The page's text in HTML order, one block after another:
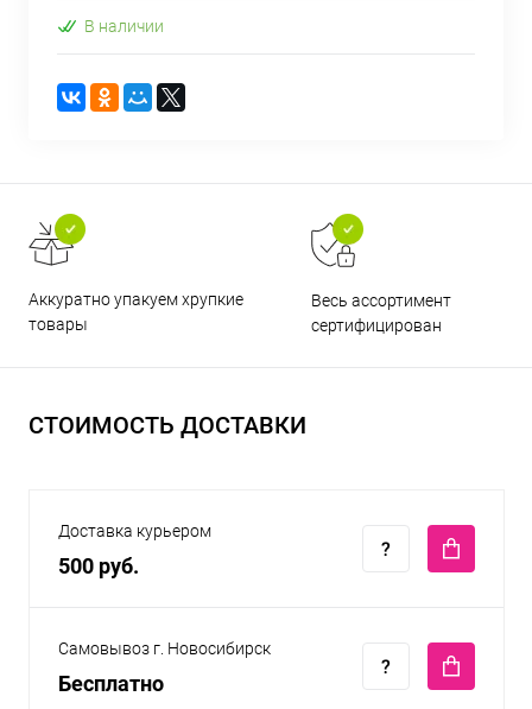
В наличии
Аккуратно упакуем хрупкие
товары
Весь ассортимент
сертифицирован
СТОИМОСТЬ ДОСТАВКИ
Доставка курьером
500 руб.
Самовывоз г. Новосибирск
Бесплатно